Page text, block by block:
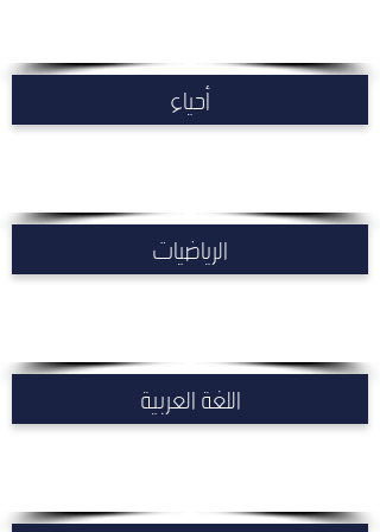
أحياء
الرياضيات
اللغة العربية